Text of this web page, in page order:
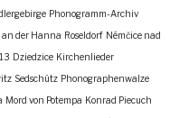
Phonogramm-Archiv
der Hanna Roseldorf Némčice nad
Dziedzice Kirchenlieder
Sedschütz Phonographenwalze
Mord von Potempa Konrad Piecuch